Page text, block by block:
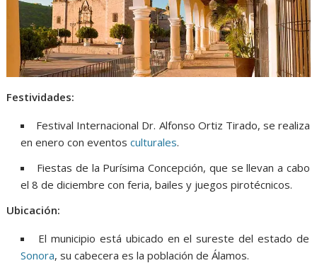
Festividades:
Festival Internacional Dr. Alfonso Ortiz Tirado, se realiza
en enero con eventosculturales.​
Fiestas de la Purísima Concepción, que se llevan a cabo
el 8 de diciembre con feria, bailes y juegos pirotécnicos.​
Ubicación:
El municipio está ubicado en el sureste del estado de
Sonora, su cabecera es la población de Álamos.